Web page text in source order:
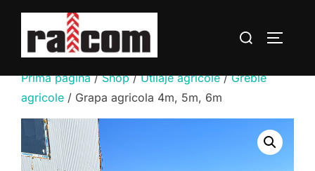
conținut
Caută
Prima pagină/Shop/Utilaje agricole/Greble
agricole / Grapa agricola 4m, 5m, 6m